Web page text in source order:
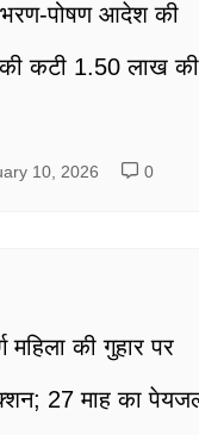
पोषण आदेश की
कटी 1.50 लाख की
10, 2026 0
महिला की गुहार पर
27 माह का